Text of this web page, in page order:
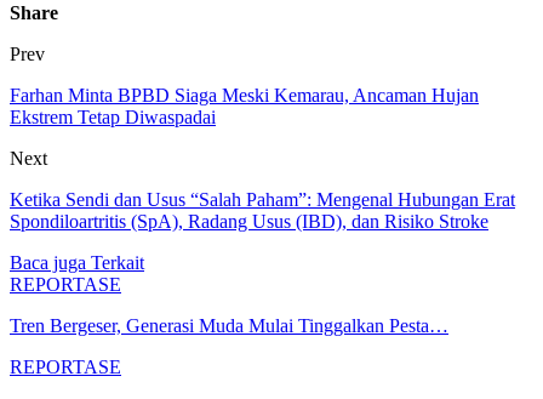
Share
Prev
Farhan Minta BPBD Siaga Meski Kemarau, Ancaman Hujan
Ekstrem Tetap Diwaspadai
Next
Ketika Sendi dan Usus “Salah Paham”: Mengenal Hubungan Erat
Spondiloartritis (SpA), Radang Usus (IBD), dan Risiko Stroke
Baca juga Terkait
REPORTASE
Tren Bergeser, Generasi Muda Mulai Tinggalkan Pesta…
REPORTASE